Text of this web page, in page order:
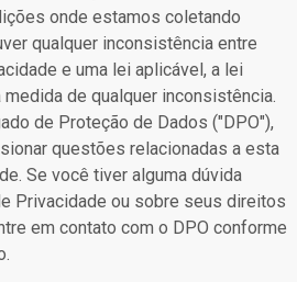
onde estamos coletando
qualquer inconsistência entre
e uma lei aplicável, a lei
de qualquer inconsistência.
de Proteção de Dados ("DPO"),
questões relacionadas a esta
Se você tiver alguma dúvida
Privacidade ou sobre seus direitos
em contato com o DPO conforme